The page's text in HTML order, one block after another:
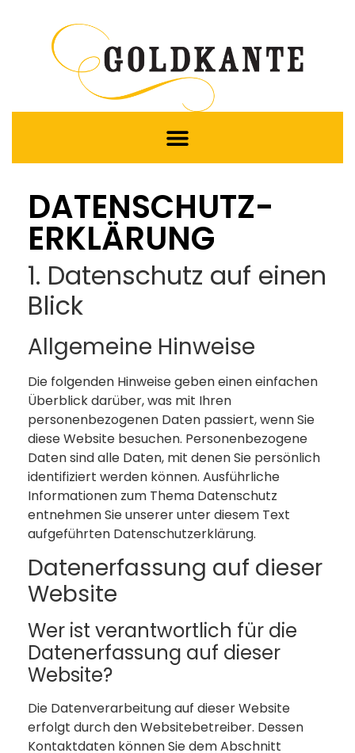
DATENSCHUTZ­
ERKLÄRUNG
1. Datenschutz auf einen
Blick
Allgemeine Hinweise
Die folgenden Hinweise geben einen einfachen
Überblick darüber, was mit Ihren
personenbezogenen Daten passiert, wenn Sie
diese Website besuchen. Personenbezogene
Daten sind alle Daten, mit denen Sie persönlich
identifiziert werden können. Ausführliche
Informationen zum Thema Datenschutz
entnehmen Sie unserer unter diesem Text
aufgeführten Datenschutzerklärung.
Datenerfassung auf dieser
Website
Wer ist verantwortlich für die
Datenerfassung auf dieser
Website?
Die Datenverarbeitung auf dieser Website
erfolgt durch den Websitebetreiber. Dessen
Kontaktdaten können Sie dem Abschnitt